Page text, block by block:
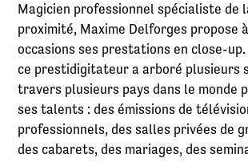
Magicien professionnel spécialiste de
proximité, Maxime Delforges propose
occasions ses prestations en close-
ce prestidigitateur a arboré plusieurs
travers plusieurs pays dans le monde
ses talents : des émissions de
professionnels, des salles privées de
des cabarets, des mariages, des